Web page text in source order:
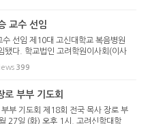
교수 선임
선임 제10대 고신대학교 복음병원
됐다. 학교법인 고려학원이사회(이사
년 5월 7일(금) 오후 3시 학교법인 이
를 열고 안민 총장이 제청한 후보 오경
399
로 부부 기도회
부 기도회 제18회 전국 목사 장로 부
27일 (화) 오후 1시, 고려신학대학